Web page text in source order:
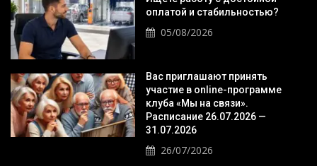
оплатой и стабильностью?
05/08/2026
Вас приглашают принять
участие в online-программе
клуба «Мы на связи».
Расписание 26.07.2026 —
31.07.2026
26/07/2026